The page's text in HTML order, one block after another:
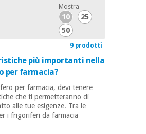
Mostra
10
25
50
9 prodotti
più importanti nella
per farmacia?
per farmacia, devi tenere
che ti permetteranno di
alle tue esigenze. Tra le
i frigoriferi da farmacia